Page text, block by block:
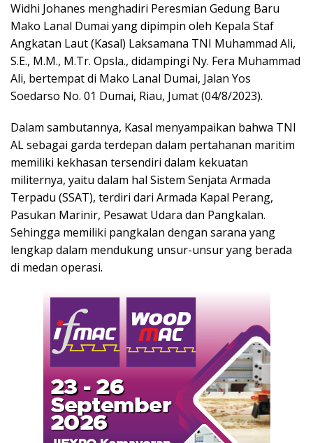
Widhi Johanes menghadiri Peresmian Gedung Baru
Mako Lanal Dumai yang dipimpin oleh Kepala Staf
Angkatan Laut (Kasal) Laksamana TNI Muhammad Ali,
S.E., M.M., M.Tr. Opsla., didampingi Ny. Fera Muhammad
Ali, bertempat di Mako Lanal Dumai, Jalan Yos
Soedarso No. 01 Dumai, Riau, Jumat (04/8/2023).
Dalam sambutannya, Kasal menyampaikan bahwa TNI
AL sebagai garda terdepan dalam pertahanan maritim
memiliki kekhasan tersendiri dalam kekuatan
militernya, yaitu dalam hal Sistem Senjata Armada
Terpadu (SSAT), terdiri dari Armada Kapal Perang,
Pasukan Marinir, Pesawat Udara dan Pangkalan.
Sehingga memiliki pangkalan dengan sarana yang
lengkap dalam mendukung unsur-unsur yang berada
di medan operasi.